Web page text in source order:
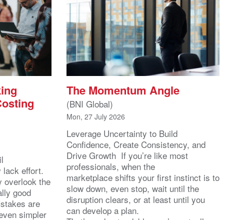
lack effort.
overlook the
good
are
simpler
The Momentum Angle
(BNI Global)
Mon, 27 July 2026
Leverage Uncertainty to Build
Confidence, Create Consistency, and
Drive Growth If you’re like most
professionals, when the
marketplace shifts your first instinct is to
slow down, even stop, wait until the
disruption clears, or at least until you
can develop a plan.